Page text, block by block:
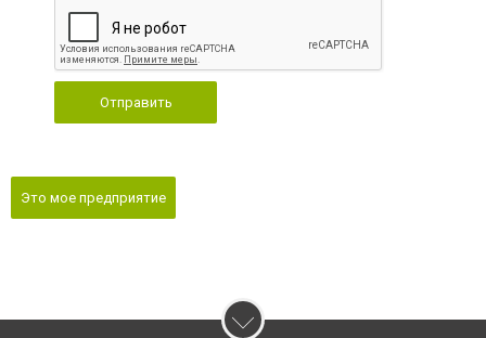
Отправить
Это мое предприятие